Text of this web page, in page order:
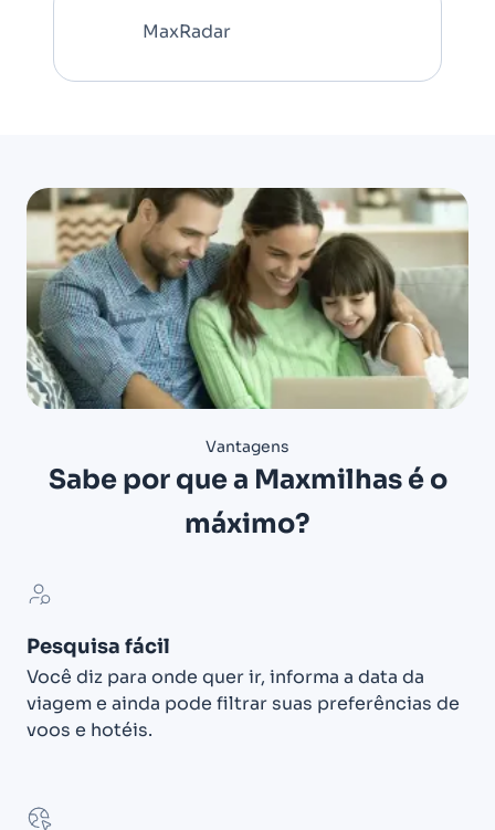
MaxRadar
Vantagens
Sabe por que a Maxmilhas é o
máximo?
Pesquisa fácil
Você diz para onde quer ir, informa a data da
viagem e ainda pode filtrar suas preferências de
voos e hotéis.